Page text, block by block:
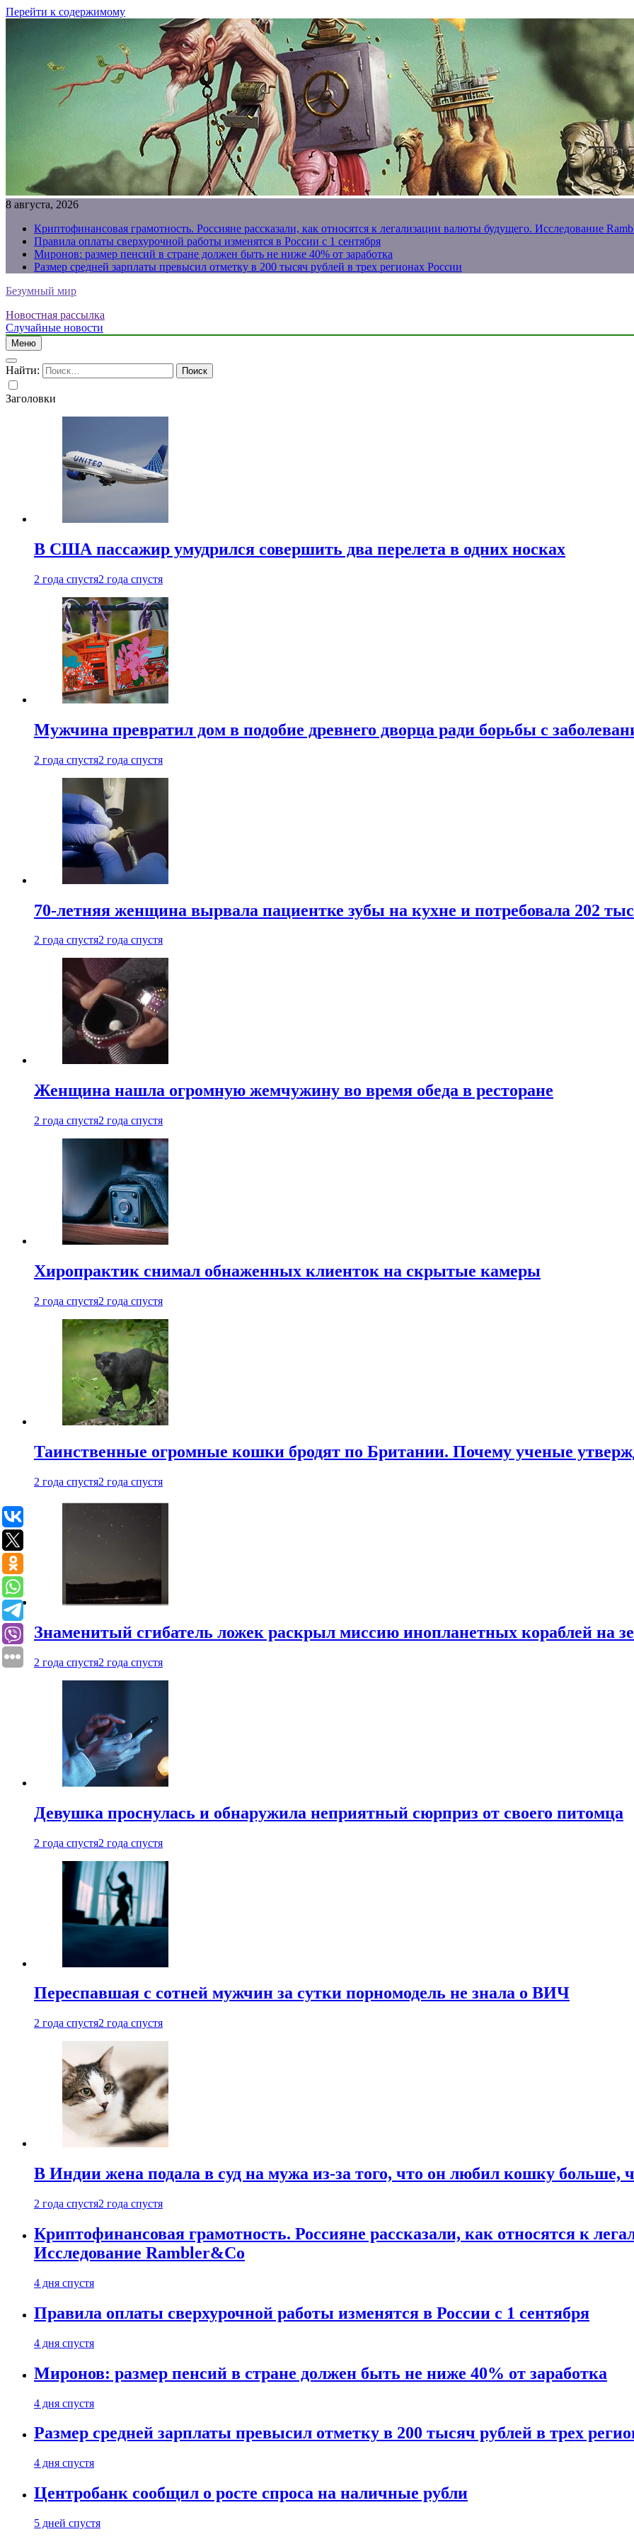
Перейти к содержимому
8 августа, 2026
Криптофинансовая грамотность. Россияне рассказали, как относятся к легализации валюты будущего. Исследование
Правила оплаты сверхурочной работы изменятся в России с 1 сентября
Миронов: размер пенсий в стране должен быть не ниже 40% от заработка
Размер средней зарплаты превысил отметку в 200 тысяч рублей в трех регионах России
Безумный мир
Новостная рассылка
Случайные новости
Меню
Найти:
Заголовки
В США пассажир умудрился совершить два перелета в одних носках
2 года спустя2 года спустя
Мужчина превратил дом в подобие древнего дворца ради борьбы с
2 года спустя2 года спустя
70-летняя женщина вырвала пациентке зубы на кухне и потребовала 202
2 года спустя2 года спустя
Женщина нашла огромную жемчужину во время обеда в ресторане
2 года спустя2 года спустя
Хиропрактик снимал обнаженных клиенток на скрытые камеры
2 года спустя2 года спустя
Таинственные огромные кошки бродят по Британии. Почему ученые
2 года спустя2 года спустя
Знаменитый сгибатель ложек раскрыл миссию инопланетных кораблей на
2 года спустя2 года спустя
Девушка проснулась и обнаружила неприятный сюрприз от своего питомца
2 года спустя2 года спустя
Переспавшая с сотней мужчин за сутки порномодель не знала о ВИЧ
2 года спустя2 года спустя
В Индии жена подала в суд на мужа из-за того, что он любил кошку больше,
2 года спустя2 года спустя
Криптофинансовая грамотность. Россияне рассказали, как относятся к
Исследование Rambler&Co
4 дня спустя
Правила оплаты сверхурочной работы изменятся в России с 1 сентября
4 дня спустя
Миронов: размер пенсий в стране должен быть не ниже 40% от заработка
4 дня спустя
Размер средней зарплаты превысил отметку в 200 тысяч рублей в трех
4 дня спустя
Центробанк сообщил о росте спроса на наличные рубли
5 дней спустя